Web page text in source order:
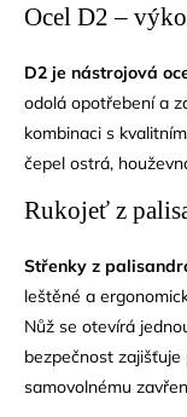
Ocel D2 –
D2 je nástrojová
odolá opotřebení a
kombinaci s
čepel ostrá,
Rukojeť z
Střenky z
leštěné a
Nůž se otevírá
bezpečnost zajišťuje
samovolnému